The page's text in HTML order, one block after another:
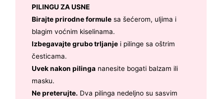
PILINGU ZA USNE
Birajte prirodne formulesa šećerom, uljima i
blagim voćnim kiselinama.
Izbegavajte grubo trljanjei pilinge sa oštrim
česticama.
Uvek nakon pilingananesite bogati balzam ili
masku.
Ne preterujte. Dva pilinga nedeljno su sasvim